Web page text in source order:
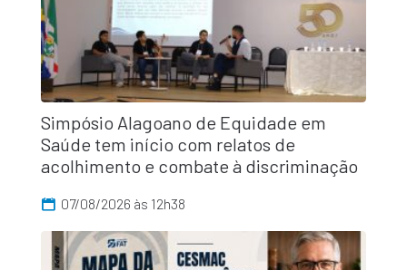
Simpósio Alagoano de Equidade em
Saúde tem início com relatos de
acolhimento e combate à discriminação
07/08/2026 às 12h38